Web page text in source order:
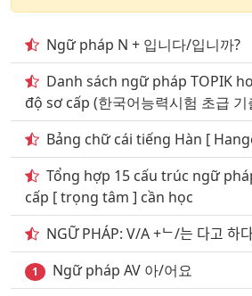
10. Tư vựng tiếng hàn trong giáo
topik bài 12
. Tư vựng tiếng hàn trong giáo
topik bài 13
12. Tư vựng tiếng hàn trong giáo
topik bài 14
13. Tư vựng tiếng hàn trong giáo
topik bài 15
14. Tư vựng tiếng hàn trong giáo
Ngữ pháp N + 입니다/입니까?
Danh sách ngữ pháp TOPIK
độ sơ cấp (한국어능력시험 초급
Bảng chữ cái tiếng Hàn [
Tổng hợp 15 cấu trúc ngữ
cấp [ trọng tâm ] cần học
NGỮ PHÁP: V/A +ᄂ/는 다고 하
1 Ngữ pháp AV 아/어요